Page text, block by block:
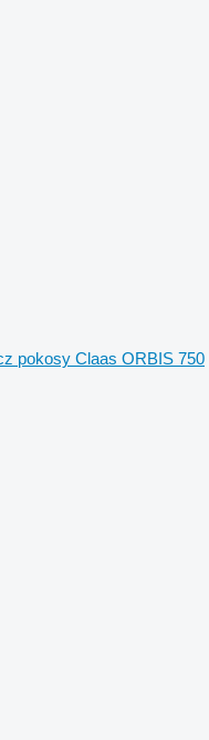
pokosy Claas ORBIS 750